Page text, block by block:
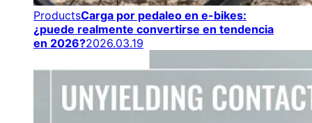
ProductsCarga por pedaleo en e-bikes:
¿puede realmente convertirse en tendencia
en 2026?2026.03.19